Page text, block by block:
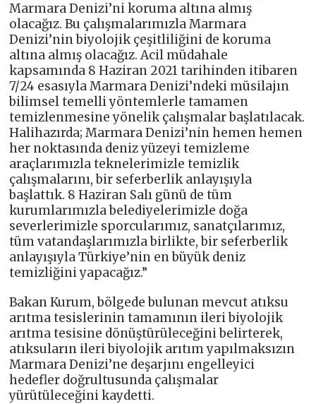
Marmara Denizi’ni koruma altına almış
olacağız. Bu çalışmalarımızla Marmara
Denizi’nin biyolojik çeşitliliğini de koruma
altına almış olacağız. Acil müdahale
kapsamında 8 Haziran 2021 tarihinden itibaren
7/24 esasıyla Marmara Denizi’ndeki müsilajın
bilimsel temelli yöntemlerle tamamen
temizlenmesine yönelik çalışmalar başlatılacak.
Halihazırda; Marmara Denizi’nin hemen hemen
her noktasında deniz yüzeyi temizleme
araçlarımızla teknelerimizle temizlik
çalışmalarını, bir seferberlik anlayışıyla
başlattık. 8 Haziran Salı günü de tüm
kurumlarımızla belediyelerimizle doğa
severlerimizle sporcularımız, sanatçılarımız,
tüm vatandaşlarımızla birlikte, bir seferberlik
anlayışıyla Türkiye’nin en büyük deniz
temizliğini yapacağız.”
Bakan Kurum, bölgede bulunan mevcut atıksu
arıtma tesislerinin tamamının ileri biyolojik
arıtma tesisine dönüştürüleceğini belirterek,
atıksuların ileri biyolojik arıtım yapılmaksızın
Marmara Denizi’ne deşarjını engelleyici
hedefler doğrultusunda çalışmalar
yürütüleceğini kaydetti.